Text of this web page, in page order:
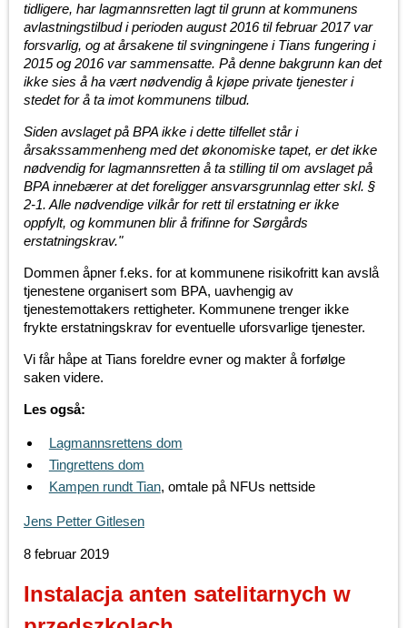
tidligere, har lagmannsretten lagt til grunn at kommunens
avlastningstilbud i perioden august 2016 til februar 2017 var
forsvarlig, og at årsakene til svingningene i Tians fungering i
2015 og 2016 var sammensatte. På denne bakgrunn kan det
ikke sies å ha vært nødvendig å kjøpe private tjenester i
stedet for å ta imot kommunens tilbud.
Siden avslaget på BPA ikke i dette tilfellet står i
årsakssammenheng med det økonomiske tapet, er det ikke
nødvendig for lagmannsretten å ta stilling til om avslaget på
BPA innebærer at det foreligger ansvarsgrunnlag etter skl. §
2-1. Alle nødvendige vilkår for rett til erstatning er ikke
oppfylt, og kommunen blir å frifinne for Sørgårds
erstatningskrav."
Dommen åpner f.eks. for at kommunene risikofritt kan avslå
tjenestene organisert som BPA, uavhengig av
tjenestemottakers rettigheter. Kommunene trenger ikke
frykte erstatningskrav for eventuelle uforsvarlige tjenester.
Vi får håpe at Tians foreldre evner og makter å forfølge
saken videre.
Les også:
Lagmannsrettens dom
Tingrettens dom
Kampen rundt Tian, omtale på NFUs nettside
Jens Petter Gitlesen
8 februar 2019
Instalacja anten satelitarnych w